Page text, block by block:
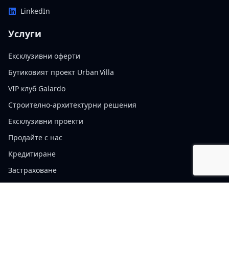
LinkedIn
Услуги
Ексклузивни оферти
Бутиковият проект Urban Villa
VIP клуб Galardo
Строително-архитектурни решения
Ексклузивни проекти
Продайте с нас
Кредитиране
Застраховане